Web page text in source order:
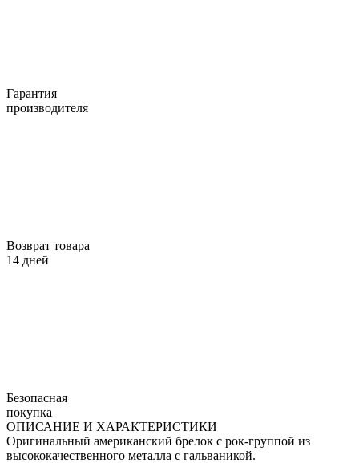
Гарантия
производителя
Возврат товара
14 дней
Безопасная
покупка
ОПИСАНИЕ И ХАРАКТЕРИСТИКИ
Оригинальный американский брелок с рок-группой из
высококачественного металла с гальваникой.